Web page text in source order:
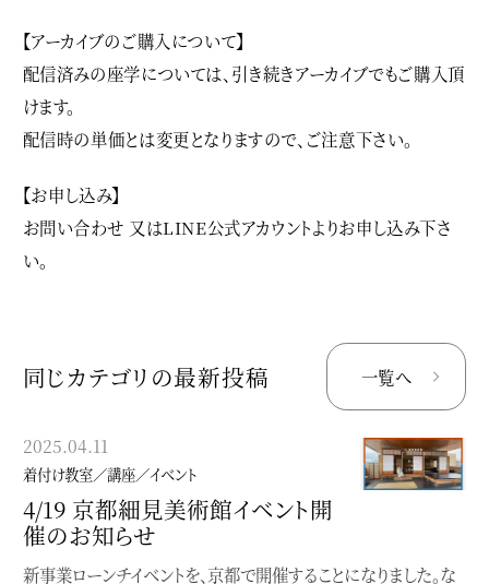
【アーカイブのご購入について】
配信済みの座学については、引き続きアーカイブでもご購入頂
けます。
配信時の単価とは変更となりますので、ご注意下さい。
【お申し込み】
お問い合わせ 又はLINE公式アカウントよりお申し込み下さ
い。
同じカテゴリの最新投稿 一覧へ
2025.04.11
着付け教室／講座／イベント
4/19 京都細見美術館イベント開
催のお知らせ
新事業ローンチイベントを、京都で開催することになりました。な
2024.08.29
着付け教室／講座／イベント
個性にふれる、着物の楽しみ方
入門
〜どこから始めて良いか分からない貴方へ〜【座学】個性にふれ